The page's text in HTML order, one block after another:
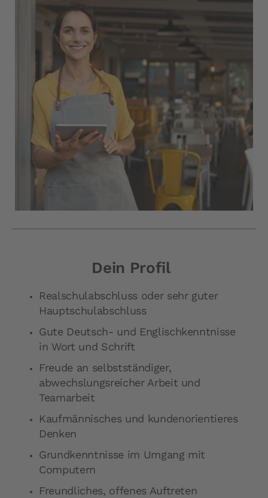
Dein Profil
Realschulabschluss oder sehr guter
Hauptschulabschluss
Gute Deutsch- und Englischkenntnisse
in Wort und Schrift
Freude an selbstständiger,
abwechslungsreicher Arbeit und
Teamarbeit
Kaufmännisches und kundenorientieres
Denken
Grundkenntnisse im Umgang mit
Computern
Freundliches, offenes Auftreten